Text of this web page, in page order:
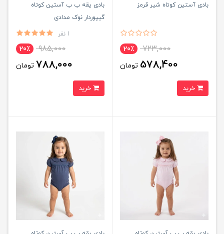
بادی آستین کوتاه شیر قرمز
723,000 20٪
578,400 تومان
بادی یقه ب ب آستین کوتاه
گیپوردار نوک مدادی
1 نفر
985,000 20٪
788,000 تومان